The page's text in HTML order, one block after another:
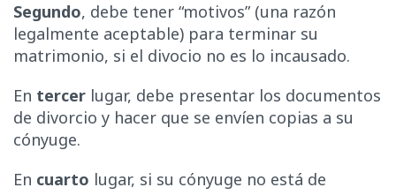
Segundo, debe tener “motivos” (una razón
legalmente aceptable) para terminar su
matrimonio, si el divocio no es lo incausado.
En tercer lugar, debe presentar los documentos
de divorcio y hacer que se envíen copias a su
cónyuge.
En cuarto lugar, si su cónyuge no está de